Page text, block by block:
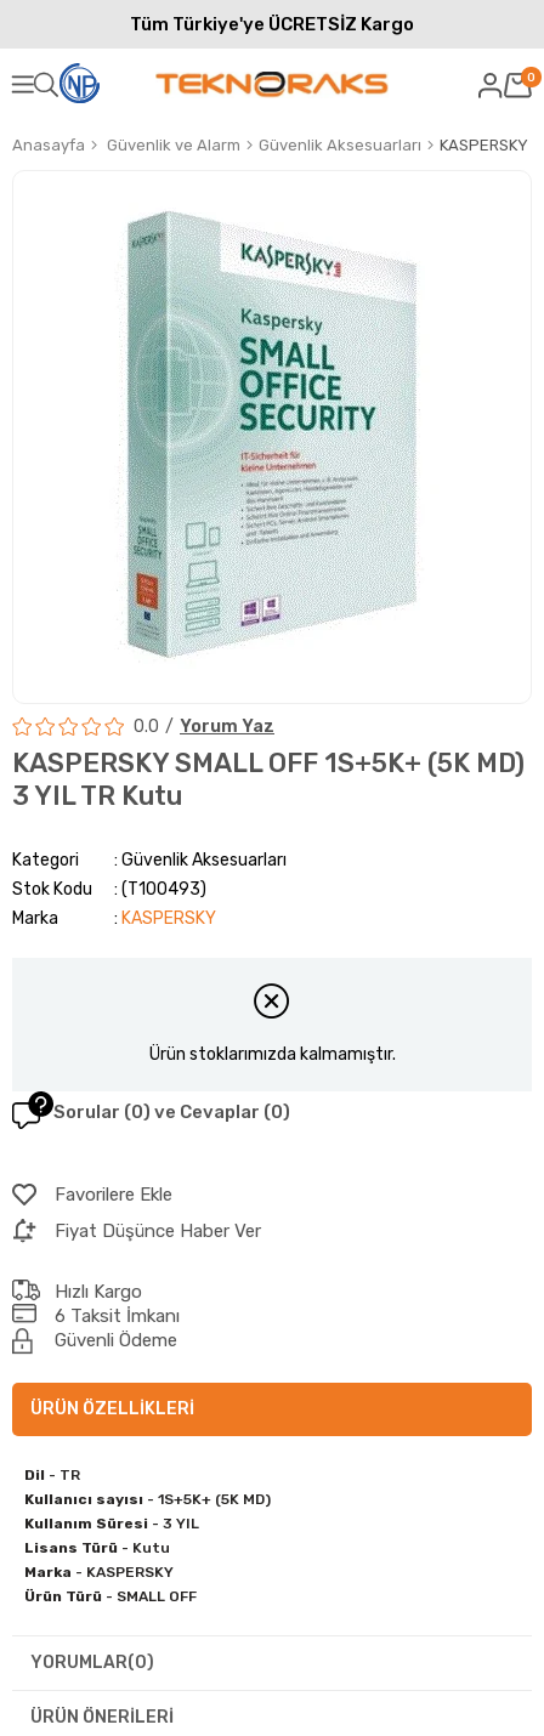
Tüm Türkiye'ye ÜCRETSİZ Kargo
0
Anasayfa Güvenlik ve Alarm Güvenlik Aksesuarları KASPERSKY
0.0 Yorum Yaz
KASPERSKY SMALL OFF 1S+5K+ (5K MD)
3 YIL TR Kutu
Kategori
Güvenlik Aksesuarları
Stok Kodu
(T100493)
Marka
: KASPERSKY
Ürün stoklarımızda kalmamıştır.
Sorular (0) ve Cevaplar (0)
Favorilere Ekle
Fiyat Düşünce Haber Ver
Hızlı Kargo
6 Taksit İmkanı
Güvenli Ödeme
ÜRÜN ÖZELLIKLERI
Dil - TR
Kullanıcı sayısı - 1S+5K+ (5K MD)
Kullanım Süresi - 3 YIL
Lisans Türü - Kutu
Marka - KASPERSKY
Ürün Türü - SMALL OFF
YORUMLAR(0)
ÜRÜN ÖNERILERI